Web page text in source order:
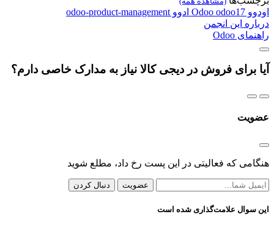
اودوو Odoo odoo17 ادوو odoo-product-management
درباره این انجمن
راهنمای Odoo
آیا برای فروش در دیجی کالا نیاز به مدارک خاصی دارم؟
عضویت
هنگامی که فعالیتی در این پست رخ داد، مطلع شوید
عضویت دنبال کردن
این سوال علامت‌گذاری شده است